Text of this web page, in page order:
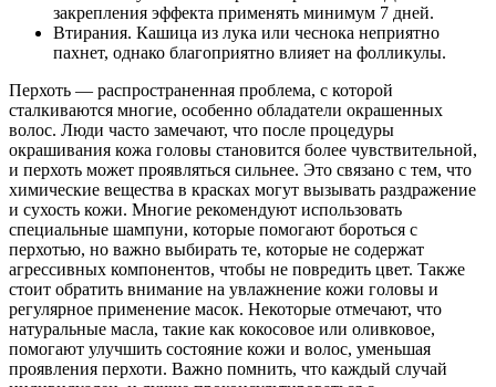
закрепления эффекта применять минимум 7 дней.
Втирания. Кашица из лука или чеснока неприятно
пахнет, однако благоприятно влияет на фолликулы.
Перхоть — распространенная проблема, с которой
сталкиваются многие, особенно обладатели окрашенных
волос. Люди часто замечают, что после процедуры
окрашивания кожа головы становится более чувствительной,
и перхоть может проявляться сильнее. Это связано с тем, что
химические вещества в красках могут вызывать раздражение
и сухость кожи. Многие рекомендуют использовать
специальные шампуни, которые помогают бороться с
перхотью, но важно выбирать те, которые не содержат
агрессивных компонентов, чтобы не повредить цвет. Также
стоит обратить внимание на увлажнение кожи головы и
регулярное применение масок. Некоторые отмечают, что
натуральные масла, такие как кокосовое или оливковое,
помогают улучшить состояние кожи и волос, уменьшая
проявления перхоти. Важно помнить, что каждый случай